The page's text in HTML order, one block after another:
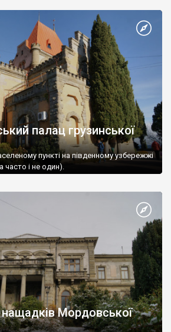
палац грузинської
пункті на південному узбережжі
часто і не один).
Мордовської